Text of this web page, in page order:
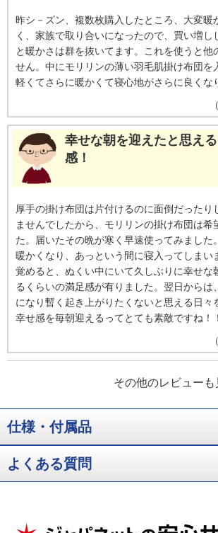
昨シ－ズン、複数枚購入したところ、大変暖
く、家族で取り合いになったので、買い増し
と暖かさは群を抜いてます。これを使うと他
せん。中にモリリンの薄い羽毛肌掛け布団を
軽くてさらに暖かくて寝心地がさらに良くな
（
幸せな朝を迎えたと思え
感！
厚手の掛け布団は片付けるのに面倒だったり
ませんでしたから、モリリンの掛け布団は希
た。届いたその晩が寒く早速使ってみました
暖かくなり、あっという間に寝入ってしまい
覚めると、ぬくい中にいて久しぶりに幸せな
るくらいの満足感が有りました。翌日からは
になり暫く起き上がりたくないと思える日々
幸せ感を毎朝迎えるってとても素敵ですね！！
（
冬場は羽毛布団を中に入
急に寒くなって来たのですが、ジャパネット
を見て衝動買い。寒くなった秋口はそのまま
く、冬場は羽毛布団を中に入れて一枚だけで
その他のレビューも
仕様・付属品
よくある質問